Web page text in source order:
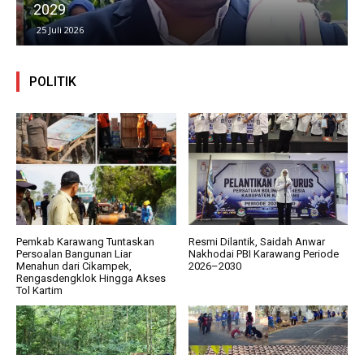
2029
25 Juli 2026
POLITIK
Pemkab Karawang Tuntaskan
Persoalan Bangunan Liar
Menahun dari Cikampek,
Rengasdengklok Hingga Akses
Tol Kartim
Resmi Dilantik, Saidah Anwar
Nakhodai PBI Karawang Periode
2026–2030